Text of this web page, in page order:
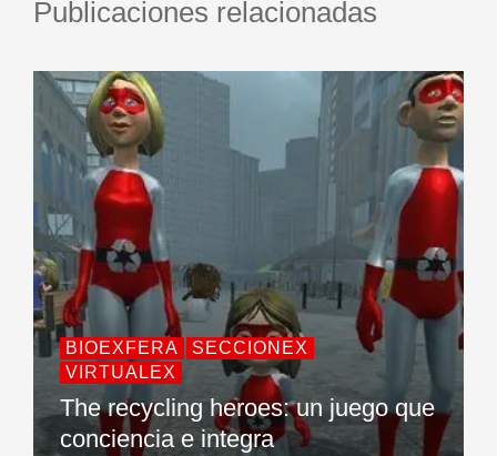
Publicaciones relacionadas
BIOEXFERA
SECCIONEX
VIRTUALEX
The recycling heroes: un juego que
conciencia e integra